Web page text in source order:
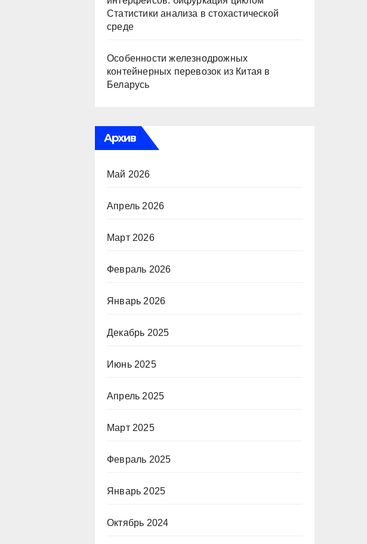
Статистики анализа в стохастической
среде
Особенности железнодрожных
контейнерных перевозок из Китая в
Беларусь
Архив
Май 2026
Апрель 2026
Март 2026
Февраль 2026
Январь 2026
Декабрь 2025
Июнь 2025
Апрель 2025
Март 2025
Февраль 2025
Январь 2025
Октябрь 2024